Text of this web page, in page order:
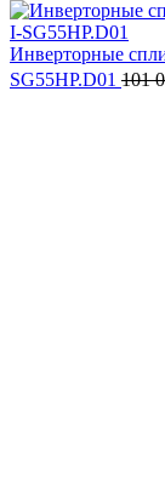
Инверторные
SG55HP.D01 101